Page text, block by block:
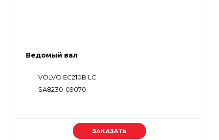
Ведомый вал
VOLVO EC210B LC
SA8230-09070
Уточняйте цену